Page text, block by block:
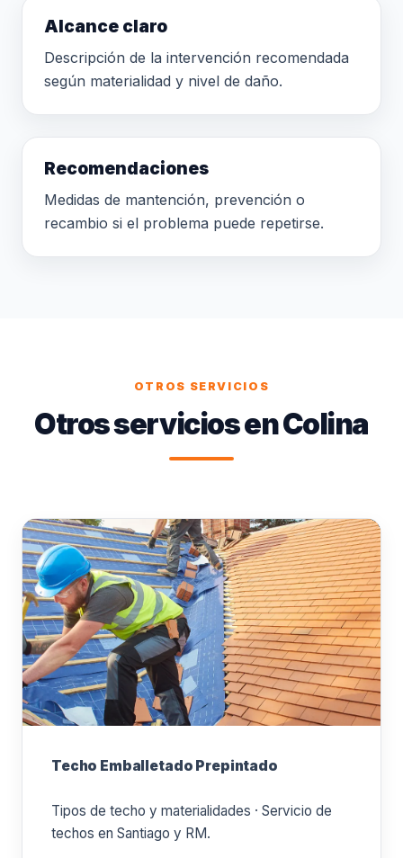
Alcance claro
Descripción de la intervención recomendada
según materialidad y nivel de daño.
Recomendaciones
Medidas de mantención, prevención o
recambio si el problema puede repetirse.
OTROS SERVICIOS
Otros servicios en Colina
Techo Emballetado Prepintado
Tipos de techo y materialidades · Servicio de
techos en Santiago y RM.